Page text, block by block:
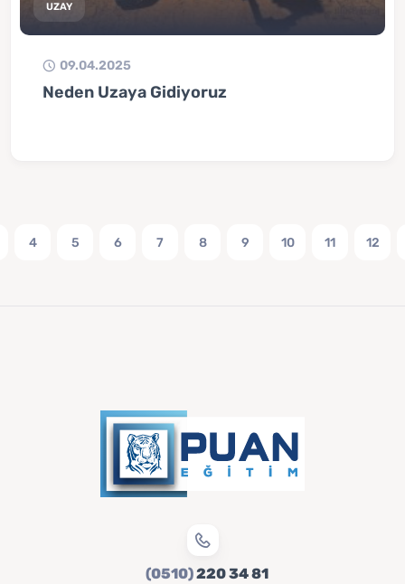
UZAY
09.04.2025
Neden Uzaya Gidiyoruz
4 5 6 7 8 9 10 11 12
(0510)220 34 81